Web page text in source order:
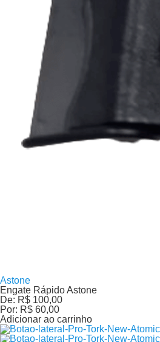
Astone
Engate Rápido Astone
De: R$ 100,00
Por: R$ 60,00
Adicionar ao carrinho